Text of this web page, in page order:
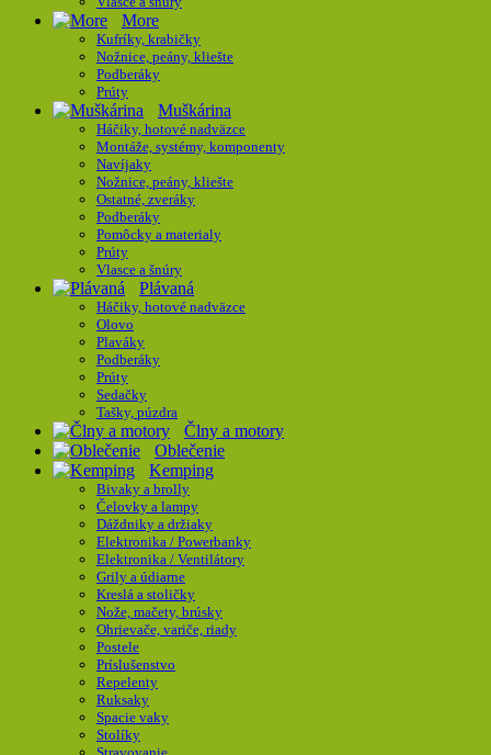
More
Kufríky, krabičky
Nožnice, peány, kliešte
Podberáky
Prúty
Muškárina
Háčiky, hotové nadväzce
Montáže, systémy, komponenty
Navíjaky
Nožnice, peány, kliešte
Ostatné, zveráky
Podberáky
Pomôcky a materialy
Prúty
Vlasce a šnúry
Plávaná
Háčiky, hotové nadväzce
Olovo
Plaváky
Podberáky
Prúty
Sedačky
Tašky, púzdra
Člny a motory
Oblečenie
Kemping
Bivaky a brolly
Čelovky a lampy
Dáždniky a držiaky
Elektronika / Powerbanky
Elektronika / Ventilátory
Grily a údiarne
Kreslá a stoličky
Nože, mačety, brúsky
Ohrievače, variče, riady
Postele
Príslušenstvo
Repelenty
Ruksaky
Spacie vaky
Stolíky